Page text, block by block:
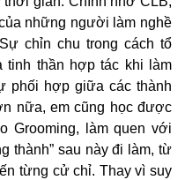
những người làm nghề
chỉn chu trong cách tổ
thần hợp tác khi làm
phối hợp giữa các thành
nữa, em cũng học được
Grooming, làm quen với
thành” sau này đi làm, từ
từng cử chỉ. Thay vì suy